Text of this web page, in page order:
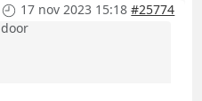
17 nov 2023 15:18 #25774
door